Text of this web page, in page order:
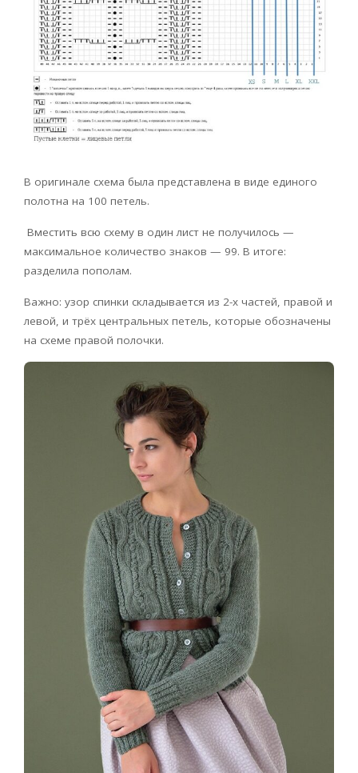
В оригинале схема была представлена в виде единого
полотна на 100 петель.
Вместить всю схему в один лист не получилось —
максимальное количество знаков — 99. В итоге:
разделила пополам.
Важно: узор спинки складывается из 2-х частей, правой и
левой, и трёх центральных петель, которые обозначены
на схеме правой полочки.